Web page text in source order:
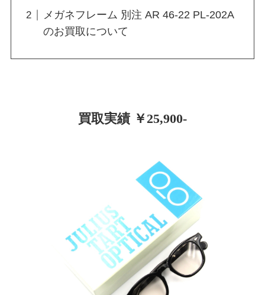
メガネフレーム 別注 AR 46-22 PL-202A
のお買取について
買取実績 ￥25,900-